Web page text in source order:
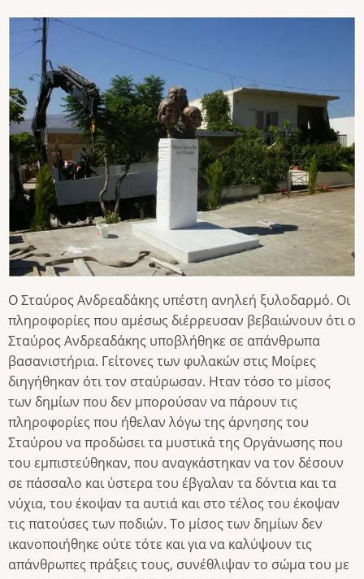
Image
Ο Σταύρος Ανδρεαδάκης υπέστη ανηλεή ξυλοδαρμό. Οι
πληροφορίες που αμέσως διέρρευσαν βεβαιώνουν ότι ο
Σταύρος Ανδρεαδάκης υποβλήθηκε σε απάνθρωπα
βασανιστήρια. Γείτονες των φυλακών στις Μοίρες
διηγήθηκαν ότι τον σταύρωσαν. Ηταν τόσο το μίσος
των δημίων που δεν μπορούσαν να πάρουν τις
πληροφορίες που ήθελαν λόγω της άρνησης του
Σταύρου να προδώσει τα μυστικά της Οργάνωσης που
του εμπιστεύθηκαν, που αναγκάστηκαν να τον δέσουν
σε πάσσαλο και ύστερα του έβγαλαν τα δόντια και τα
νύχια, του έκοψαν τα αυτιά και στο τέλος του έκοψαν
τις πατούσες των ποδιών. Το μίσος των δημίων δεν
ικανοποιήθηκε ούτε τότε και για να καλύψουν τις
απάνθρωπες πράξεις τους, συνέθλιψαν το σώμα του με